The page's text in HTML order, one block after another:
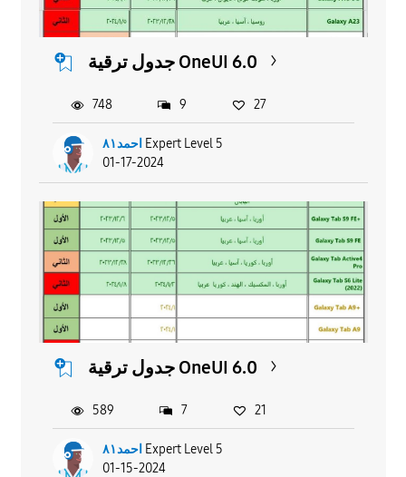
جدول ترقية OneUI 6.0
احمد٨١ Expert Level 5
01-17-2024
748 9 27
جدول ترقية OneUI 6.0
احمد٨١ Expert Level 5
01-15-2024
589 7 21